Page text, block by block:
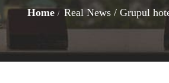
Home Real News / Grupul